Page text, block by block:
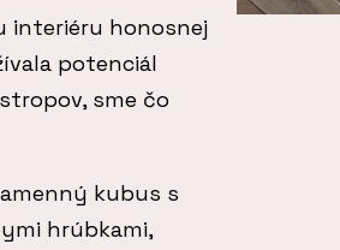
interiéru honosnej
potenciál
sme čo
kubus s
hrúbkami,